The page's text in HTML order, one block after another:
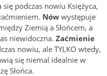
się podczas nowiu Księżyca,
Nówwystępuje
Ziemią a Słońcem, a
niewidoczna. Zaćmienie
nowiu, ale TYLKO wtedy,
się niemal idealnie w
Słońca.